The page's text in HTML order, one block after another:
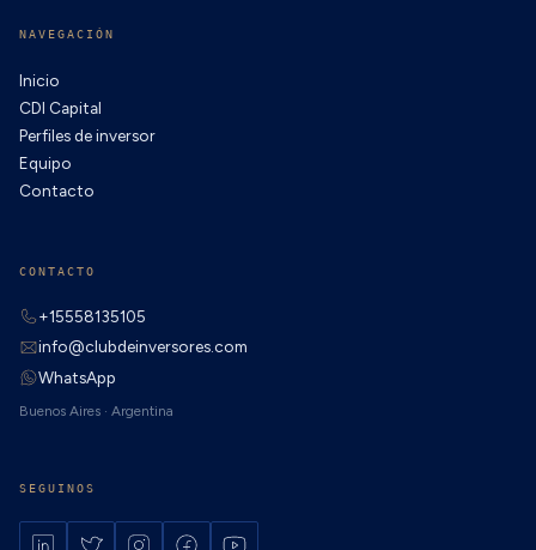
NAVEGACIÓN
Inicio
CDI Capital
Perfiles de inversor
Equipo
Contacto
CONTACTO
+15558135105
info@clubdeinversores.com
WhatsApp
Buenos Aires · Argentina
SEGUINOS